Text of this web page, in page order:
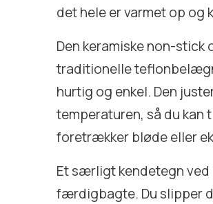
det hele er varmet op og
Den keramiske non-
traditionelle
hurtig og enkel. Den
temperaturen, så du
foretrækker bløde eller
Et særligt kendetegn ved
færdigbagte. Du slipper